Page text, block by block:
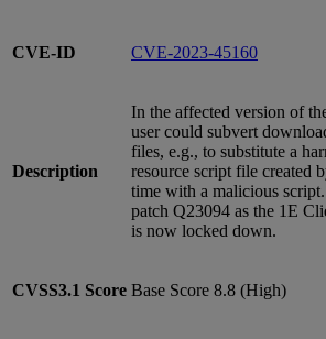
CVE-ID CVE-2023-45160
Description
In the affected version of
user could subvert
files, e.g., to substitute a
resource script file created
time with a malicious
patch Q23094 as the 1E
is now locked down.
CVSS3.1 Score Base Score 8.8 (High)